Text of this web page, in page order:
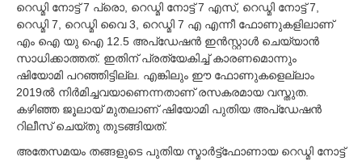
റെഡ്മി നോട്ട് 7 പ്രൊ, റെഡ്മി നോട്ട് 7 എസ്, റെഡ്മി നോട്ട് 7,
റെഡ്മി 7, റെഡ്മി വൈ 3, റെഡ്മി 7 എ എന്നീ ഫോണുകളിലാണ്
എം ഐ യു ഐ 12.5 അപ്ഡേഷന്‍ ഇന്‍സ്റ്റാള്‍ ചെയ്യാന്‍
സാധിക്കാത്തത്. ഇതിന് പ്രത്യേകിച്ച്‌ കാരണമൊന്നും
ഷിയോമി പറഞ്ഞിട്ടില്ല. എങ്കിലും ഈ ഫോണുകളെല്ലാം
2019ല്‍ നിര്‍മിച്ചവയാണെന്നതാണ് രസകരമായ വസ്തുത.
കഴിഞ്ഞ ജൂലായ് മുതലാണ് ഷിയോമി പുതിയ അപ്ഡേഷന്‍
റിലീസ് ചെയ്തു തുടങ്ങിയത്.
അതേസമയം തങ്ങളുടെ പുതിയ സ്മാര്‍ട്ട്ഫോണായ റെഡ്മി നോട്ട്